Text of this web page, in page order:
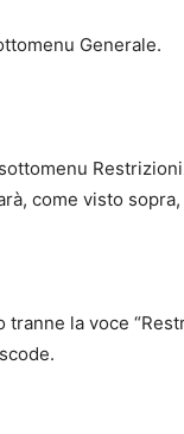
Generale.
come visto sopra,
la voce